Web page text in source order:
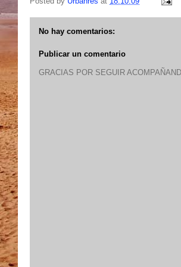
No hay comentarios:
Publicar un comentario
GRACIAS POR SEGUIR